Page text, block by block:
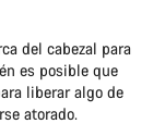
del cabezal para
es posible que
liberar algo de
atorado.